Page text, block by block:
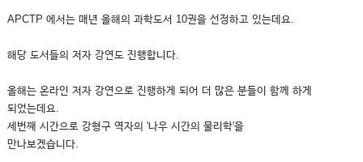
APCTP 에서는 매년 올해의 과학도서 10권을 선정하고 있는데요.
해당 도서들의 저자 강연도 진행합니다.
올해는 온라인 저자 강연으로 진행하게 되어 더 많은 분들이 함께 하게
되었는데요.
세번째 시간으로 강형구 역자의 '나우 시간의 물리학'을
만나보겠습니다.